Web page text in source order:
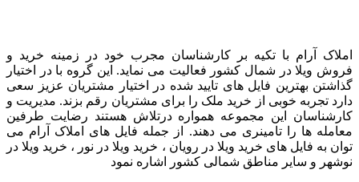
املاک آرام با تکیه بر کارشناسان مجرب خود در زمینه خرید و
فروش ویلا در شمال کشور فعالیت می نماید. این گروه با در اختیار
گذاشتن بهترین فایل های تایید شده در اختیار مشتریان عزیز سعی
دارد تجربه خوبی از خرید ملک را برای مشتریان رقم بزند. مدیریت و
کارشناسان این مجموعه همواره درتلاش هستند رضایت طرفین
معامله ها را تامینری می دهند. از جمله فایل های املاک آرام می
توان به فایل های خرید ویلا در رویان ، خرید ویلا در نور ، خرید ویلا در
نوشهر و سایر مناطق شمالی کشور اشاره نمود